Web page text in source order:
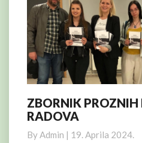
ZBORNIK
PROZNIH
ZBORNIK PROZNIH
RADOVA
ByAdmin | 19. Aprila 2024.